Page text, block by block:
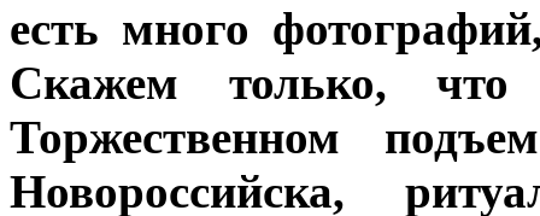
есть много
Скажем только,
Торжественном
Новороссийска,